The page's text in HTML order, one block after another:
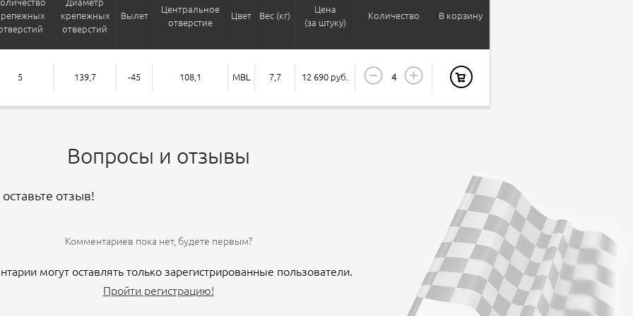
крепежных
отверстий
Вылет
Центральное
отверстие
Цвет Вес (кг)
Цена
(за штуку)
Количество В корзину
5 139,7 -45 108,1 MBL 7,7 12 690 руб.
Вопросы и отзывы
отзыв!
Комментариев пока нет, будете первым?
могут оставлять только зарегистрированные пользователи.
Пройти регистрацию!